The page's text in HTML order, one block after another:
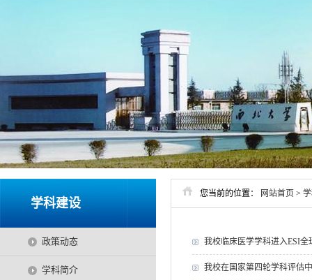
学科建设
政策动态
学科简介
您当前的位置： 网站首页 >
我校临床医学学科进入ESI全
我校在国家第四轮学科评估